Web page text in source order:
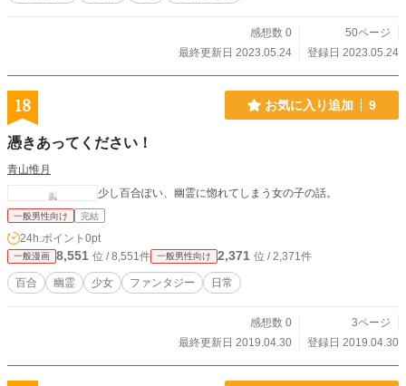
感想数 0
50ページ
最終更新日 2023.05.24
登録日 2023.05.24
18 お気に入り追加 9
憑きあってください！
青山惟月
少し百合ぽい、幽霊に惚れてしまう女の子の話。
一般男性向け 完結
24h.ポイント 0pt
一般漫画 8,551 位 / 8,551件 一般男性向け 2,371 位 / 2,371件
百合 幽霊 少女 ファンタジー 日常
感想数 0
3ページ
最終更新日 2019.04.30
登録日 2019.04.30